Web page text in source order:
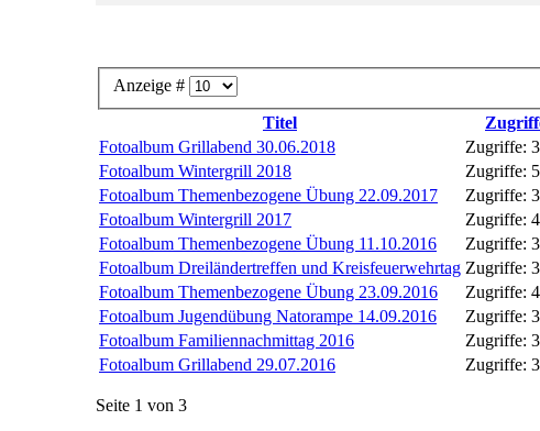
Anzeige #
Titel
Fotoalbum Grillabend 30.06.2018
Zugriffe:
Fotoalbum Wintergrill 2018
Zugriffe:
Fotoalbum Themenbezogene Übung 22.09.2017
Zugriffe:
Fotoalbum Wintergrill 2017
Zugriffe:
Fotoalbum Themenbezogene Übung 11.10.2016
Zugriffe:
Fotoalbum Dreiländertreffen und Kreisfeuerwehrtag Zugriffe:
Fotoalbum Themenbezogene Übung 23.09.2016
Zugriffe:
Fotoalbum Jugendübung Natorampe 14.09.2016
Zugriffe:
Fotoalbum Familiennachmittag 2016
Zugriffe:
Fotoalbum Grillabend 29.07.2016
Zugriffe:
Seite 1 von 3